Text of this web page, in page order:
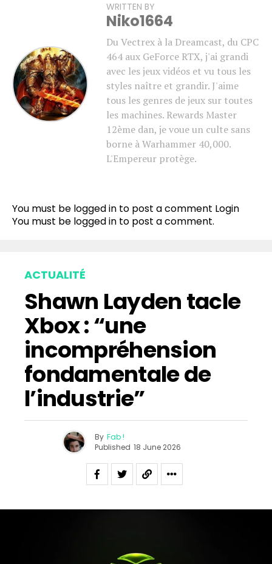
WRITTEN BY
Niko1664
Du Vectrex à la Dreamcast, du CPC
464 aux GeForce RTX, j'ai grandi
avec les jeux vidéos et vu tous les
styles naître et grandir. J'aime
tous les genres de jeux sur toutes
les machines. Rewards Master
12ème dan, je voue un culte sans
borne à Warhammer 40,000.
L'Empereur protège.
You must be logged in to post a comment Login
You must be logged in to post a comment.
ACTUALITÉ
Shawn Layden tacle
Xbox : “une
incompréhension
fondamentale de
l’industrie”
By Fab !
Published 18 June 2026
Pinterest
Whatsapp